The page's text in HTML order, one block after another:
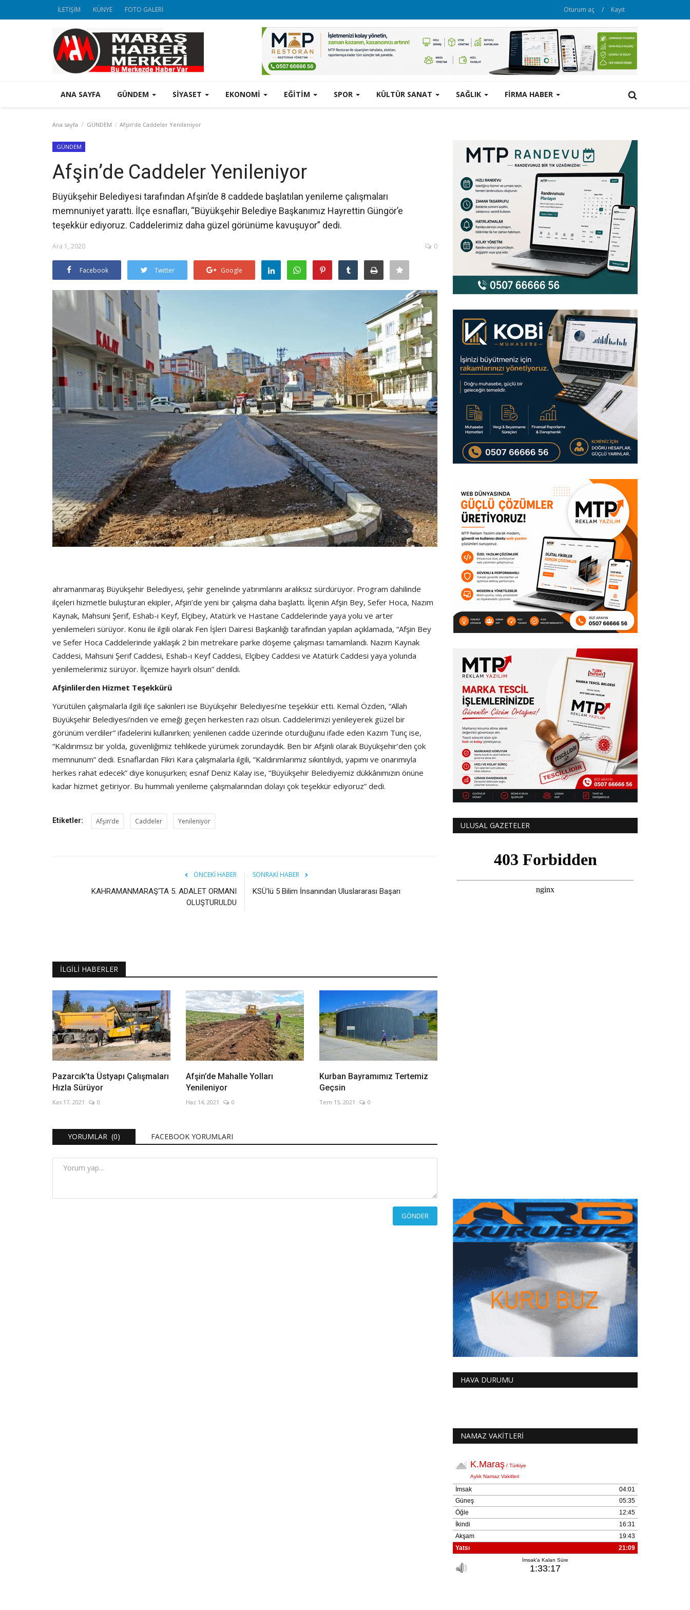
İLETİŞİM KÜNYE FOTO GALERİ Oturum aç / Kayıt
ANA SAYFA GÜNDEM SİYASET EKONOMİ EĞİTİM SPOR KÜLTÜR SANAT SAĞLIK FİRMA HABER
Ana sayfa GÜNDEM Afşin’de Caddeler Yenileniyor
GÜNDEM
Afşin’de Caddeler Yenileniyor
Büyükşehir Belediyesi tarafından Afşin’de 8 caddede başlatılan yenileme çalışmaları
memnuniyet yarattı. İlçe esnafları, “Büyükşehir Belediye Başkanımız Hayrettin Güngör’e
teşekkür ediyoruz. Caddelerimiz daha güzel görünüme kavuşuyor” dedi.
Ara 1, 2020 0
Facebook Twitter Google
ahramanmaraş Büyükşehir Belediyesi, şehir genelinde yatırımlarını aralıksız sürdürüyor. Program dahilinde
ilçeleri hizmetle buluşturan ekipler, Afşin’de yeni bir çalışma daha başlattı. İlçenin Afşin Bey, Sefer Hoca, Nazım
Kaynak, Mahsuni Şerif, Eshab-ı Keyf, Elçibey, Atatürk ve Hastane Caddelerinde yaya yolu ve arter
yenilemeleri sürüyor. Konu ile ilgili olarak Fen İşleri Dairesi Başkanlığı tarafından yapılan açıklamada, “Afşin Bey
ve Sefer Hoca Caddelerinde yaklaşık 2 bin metrekare parke döşeme çalışması tamamlandı. Nazım Kaynak
Caddesi, Mahsuni Şerif Caddesi, Eshab-ı Keyf Caddesi, Elçibey Caddesi ve Atatürk Caddesi yaya yolunda
yenilemelerimiz sürüyor. İlçemize hayırlı olsun” denildi.
Afşinlilerden Hizmet Teşekkürü
Yürütülen çalışmalarla ilgili ilçe sakinleri ise Büyükşehir Belediyesi’ne teşekkür etti. Kemal Özden, “Allah
Büyükşehir Belediyesi’nden ve emeği geçen herkesten razı olsun. Caddelerimizi yenileyerek güzel bir
görünüm verdiler” ifadelerini kullanırken; yenilenen cadde üzerinde oturduğunu ifade eden Kazım Tunç ise,
“Kaldırımsız bir yolda, güvenliğimiz tehlikede yürümek zorundaydık. Ben bir Afşinli olarak Büyükşehir’den çok
memnunum” dedi. Esnaflardan Fikri Kara çalışmalarla ilgili, “Kaldırımlarımız sıkıntılıydı, yapımı ve onarımıyla
herkes rahat edecek” diye konuşurken; esnaf Deniz Kalay ise, “Büyükşehir Belediyemiz dükkânımızın önüne
kadar hizmet getiriyor. Bu hummalı yenileme çalışmalarından dolayı çok teşekkür ediyoruz” dedi.
Etiketler: Afşin’de Caddeler Yenileniyor
ÖNCEKI HABER
KAHRAMANMARAŞ‘TA 5. ADALET ORMANI
OLUŞTURULDU
SONRAKI HABER
KSÜ’lü 5 Bilim İnsanından Uluslararası Başarı
İLGILI HABERLER
Pazarcık’ta Üstyapı Çalışmaları
Hızla Sürüyor
Kas 17, 2021 0
Afşin’de Mahalle Yolları
Yenileniyor
Haz 14, 2021 0
Kurban Bayramımız Tertemiz
Geçsin
Tem 15, 2021 0
YORUMLAR (0) FACEBOOK YORUMLARI
GÖNDER
ULUSAL GAZETELER
HAVA DURUMU
NAMAZ VAKİTLERİ